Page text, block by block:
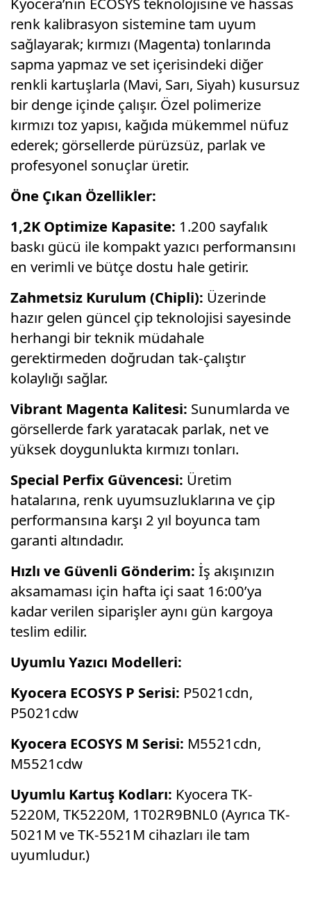
renk kalibrasyon sistemine tam uyum
sağlayarak; kırmızı (Magenta) tonlarında
sapma yapmaz ve set içerisindeki diğer
renkli kartuşlarla (Mavi, Sarı, Siyah) kusursuz
bir denge içinde çalışır. Özel polimerize
kırmızı toz yapısı, kağıda mükemmel nüfuz
ederek; görsellerde pürüzsüz, parlak ve
profesyonel sonuçlar üretir.
Öne Çıkan Özellikler:
1,2K Optimize Kapasite: 1.200 sayfalık
baskı gücü ile kompakt yazıcı performansını
en verimli ve bütçe dostu hale getirir.
Zahmetsiz Kurulum (Chipli): Üzerinde
hazır gelen güncel çip teknolojisi sayesinde
herhangi bir teknik müdahale
gerektirmeden doğrudan tak-çalıştır
kolaylığı sağlar.
Vibrant Magenta Kalitesi: Sunumlarda ve
görsellerde fark yaratacak parlak, net ve
yüksek doygunlukta kırmızı tonları.
Special Perfix Güvencesi: Üretim
hatalarına, renk uyumsuzluklarına ve çip
performansına karşı 2 yıl boyunca tam
garanti altındadır.
Hızlı ve Güvenli Gönderim: İş akışınızın
aksamaması için hafta içi saat 16:00’ya
kadar verilen siparişler aynı gün kargoya
teslim edilir.
Uyumlu Yazıcı Modelleri:
Kyocera ECOSYS P Serisi: P5021cdn,
P5021cdw
Kyocera ECOSYS M Serisi: M5521cdn,
M5521cdw
Uyumlu Kartuş Kodları: Kyocera TK-
5220M, TK5220M, 1T02R9BNL0 (Ayrıca TK-
5021M ve TK-5521M cihazları ile tam
uyumludur.)